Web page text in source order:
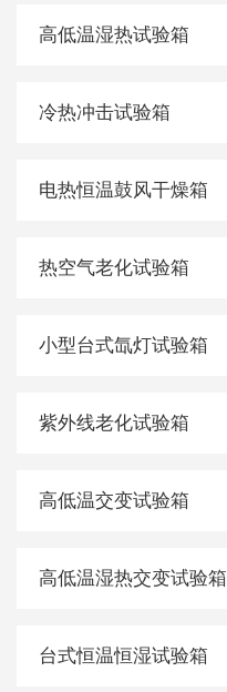
高低温湿热试验箱
冷热冲击试验箱
电热恒温鼓风干燥箱
热空气老化试验箱
小型台式氙灯试验箱
紫外线老化试验箱
高低温交变试验箱
高低温湿热交变试验箱
台式恒温恒湿试验箱